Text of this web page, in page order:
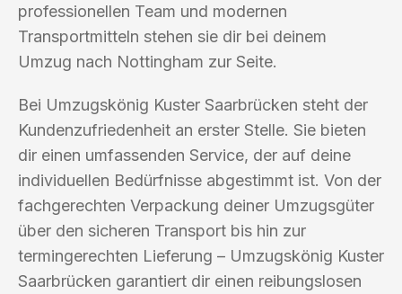
professionellen Team und modernen
Transportmitteln stehen sie dir bei deinem
Umzug nach Nottingham zur Seite.
Bei Umzugskönig Kuster Saarbrücken steht der
Kundenzufriedenheit an erster Stelle. Sie bieten
dir einen umfassenden Service, der auf deine
individuellen Bedürfnisse abgestimmt ist. Von der
fachgerechten Verpackung deiner Umzugsgüter
über den sicheren Transport bis hin zur
termingerechten Lieferung – Umzugskönig Kuster
Saarbrücken garantiert dir einen reibungslosen